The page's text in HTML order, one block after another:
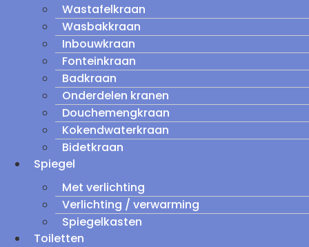
Wastafelkraan
Wasbakkraan
Inbouwkraan
Fonteinkraan
Badkraan
Onderdelen kranen
Douchemengkraan
Kokendwaterkraan
Bidetkraan
Spiegel
Met verlichting
Verlichting / verwarming
Spiegelkasten
Toiletten